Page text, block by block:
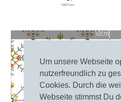
Um unsere Webseite
nutzerfreundlich zu
Cookies. Durch die
Webseite stimmst Du
Merken
10cm